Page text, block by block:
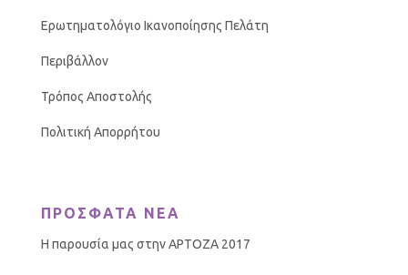
Ερωτηματολόγιο Ικανοποίησης Πελάτη
Περιβάλλον
Τρόπος Αποστολής
Πολιτική Απορρήτου
ΠΡΟΣΦΑΤΑ ΝΕΑ
Η παρουσία μας στην ΑΡΤΟΖΑ 2017